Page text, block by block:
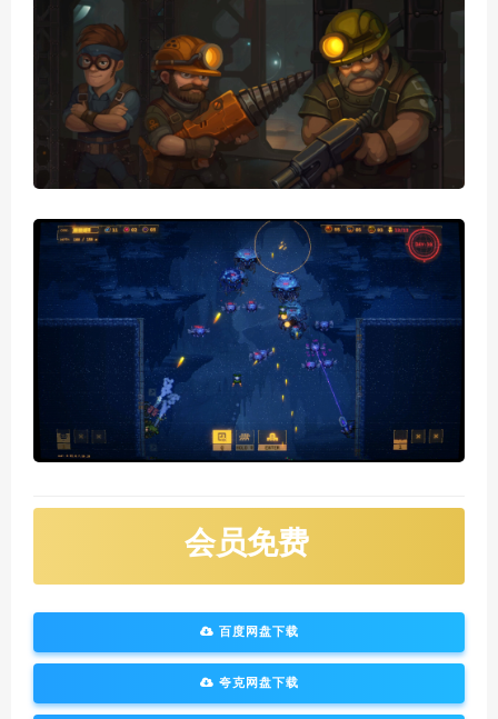
会员免费
百度网盘下载
夸克网盘下载